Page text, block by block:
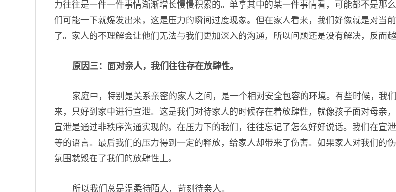
力往往是一件一件事情渐渐增长慢慢积累的。单拿其中的某一件事情看，可能都不是那
们可能一下就爆发出来，这是压力的瞬间过度现象。但在家人看来，我们好像就是对当
了。家人的不理解会让他们无法与我们更加深入的沟通，所以问题还是没有解决，反而
原因三：面对亲人，我们往往存在放肆性。
家庭中，特别是关系亲密的家人之间，是一个相对安全包容的环境。有些时候，我
来，只好到家中进行宣泄。这是我们对待家人的时候存在着放肆性，就像孩子面对母亲
宣泄是通过非秩序沟通实现的。在压力下的我们，往往忘记了怎么好好说话。我们在宣
等的语言。最后我们的压力得到一定的释放，给家人却带来了伤害。如果家人对我们的
氛围就毁在了我们的放肆性上。
所以我们总是温柔待陌人，苛刻待亲人。